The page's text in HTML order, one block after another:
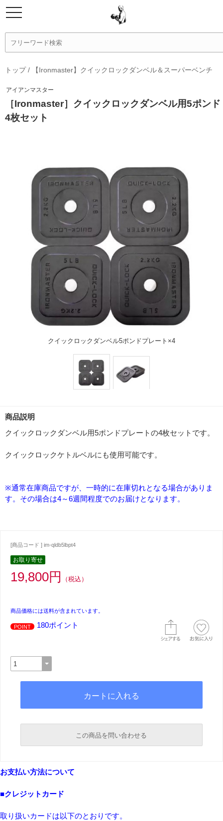
トップ/ 【Ironmaster】クイックロックダンベル＆スーパーベンチ
アイアンマスター
［Ironmaster］クイックロックダンベル用5ポンド
4枚セット
クイックロックダンベル5ポンドプレート×4
商品説明
クイックロックダンベル用5ポンドプレートの4枚セットです。
クイックロックケトルベルにも使用可能です。
※通常在庫商品ですが、一時的に在庫切れとなる場合がありま
す。その場合は4～6週間程度でのお届けとなります。
[商品コード ] im-qldb5lbpt4
お取り寄せ
19,800円 （税込）
商品価格には送料が含まれています。
POINT 180ポイント
この商品を問い合わせる
お支払い方法について
■クレジットカード
取り扱いカードは以下のとおりです。